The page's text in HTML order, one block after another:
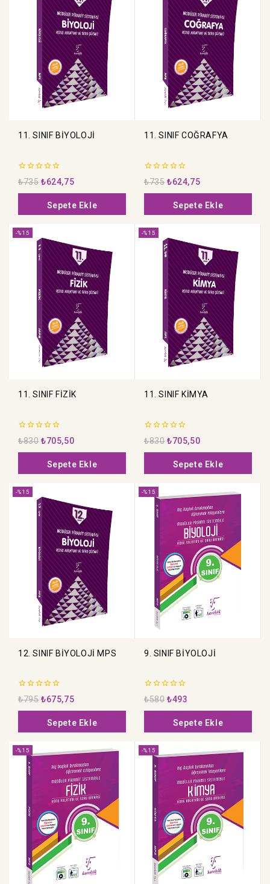
11. SINIF BİYOLOJİ
0
5
üzerinden
₺735 ₺624,75
Sepete Ekle
11. SINIF COĞRAFYA
0
5
üzerinden
₺735 ₺624,75
Sepete Ekle
-%15
11. SINIF FİZİK
0
5
üzerinden
₺830 ₺705,50
Sepete Ekle
-%15
11. SINIF KİMYA
0
5
üzerinden
₺830 ₺705,50
Sepete Ekle
-%15
12. SINIF BİYOLOJİ MPS
0
5
üzerinden
₺795 ₺675,75
Sepete Ekle
-%15
9. SINIF BİYOLOJİ
0
5
üzerinden
₺580 ₺493
Sepete Ekle
-%15 -%15